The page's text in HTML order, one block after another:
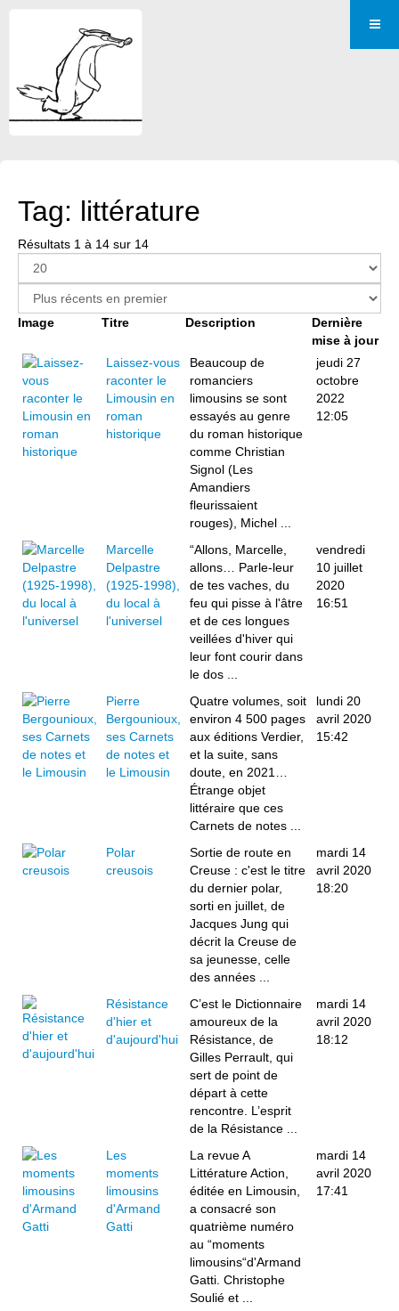
Tag: littérature
Résultats 1 à 14 sur 14
Image Titre Description
Dernière
mise à jour
Laissez-vous
raconter le
Limousin en
roman
historique
Beaucoup de
romanciers
limousins se sont
essayés au genre
du roman historique
comme Christian
Signol (Les
Amandiers
fleurissaient
rouges), Michel ...
jeudi 27
octobre
2022
12:05
Marcelle
Delpastre
(1925-1998),
du local à
l'universel
“Allons, Marcelle,
allons… Parle-leur
de tes vaches, du
feu qui pisse à l'âtre
et de ces longues
veillées d'hiver qui
leur font courir dans
le dos ...
vendredi
10 juillet
2020
16:51
Pierre
Bergounioux,
ses Carnets
de notes et
le Limousin
Quatre volumes, soit
environ 4 500 pages
aux éditions Verdier,
et la suite, sans
doute, en 2021…
Étrange objet
littéraire que ces
Carnets de notes ...
lundi 20
avril 2020
15:42
Polar
creusois
Sortie de route en
Creuse : c'est le titre
du dernier polar,
sorti en juillet, de
Jacques Jung qui
décrit la Creuse de
sa jeunesse, celle
des années ...
mardi 14
avril 2020
18:20
Résistance
d'hier et
d'aujourd'hui
C’est le Dictionnaire
amoureux de la
Résistance, de
Gilles Perrault, qui
sert de point de
départ à cette
rencontre. L’esprit
de la Résistance ...
mardi 14
avril 2020
18:12
Les
moments
limousins
d'Armand
Gatti
La revue A
Littérature Action,
éditée en Limousin,
a consacré son
quatrième numéro
au “moments
limousins“d'Armand
Gatti. Christophe
Soulié et ...
mardi 14
avril 2020
17:41